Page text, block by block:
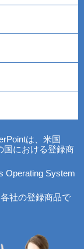
は、米国
国における登録商
Operating System
社の登録商品で